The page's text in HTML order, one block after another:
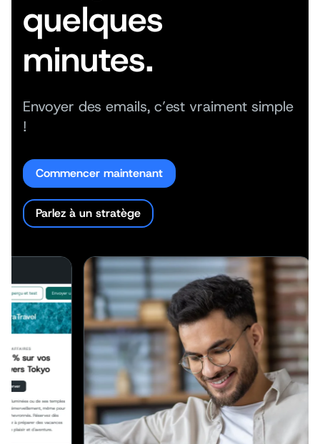
quelques
minutes.
Envoyer des emails, c’est vraiment simple
!
Commencer maintenant
Parlez à un stratège